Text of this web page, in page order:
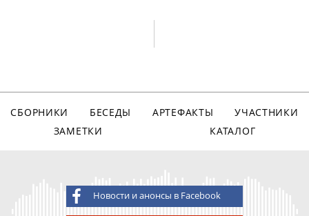
СБОРНИКИ БЕСЕДЫ АРТЕФАКТЫ
УЧАСТНИКИ
ЗАМЕТКИ
КАТАЛОГ
Новости и анонсы в Facebook